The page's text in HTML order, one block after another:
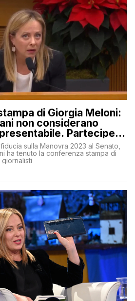
di Giorgia Meloni:
non considerano
Parteciperò
sulla Manovra 2023 al Senato,
ha tenuto la conferenza stampa di